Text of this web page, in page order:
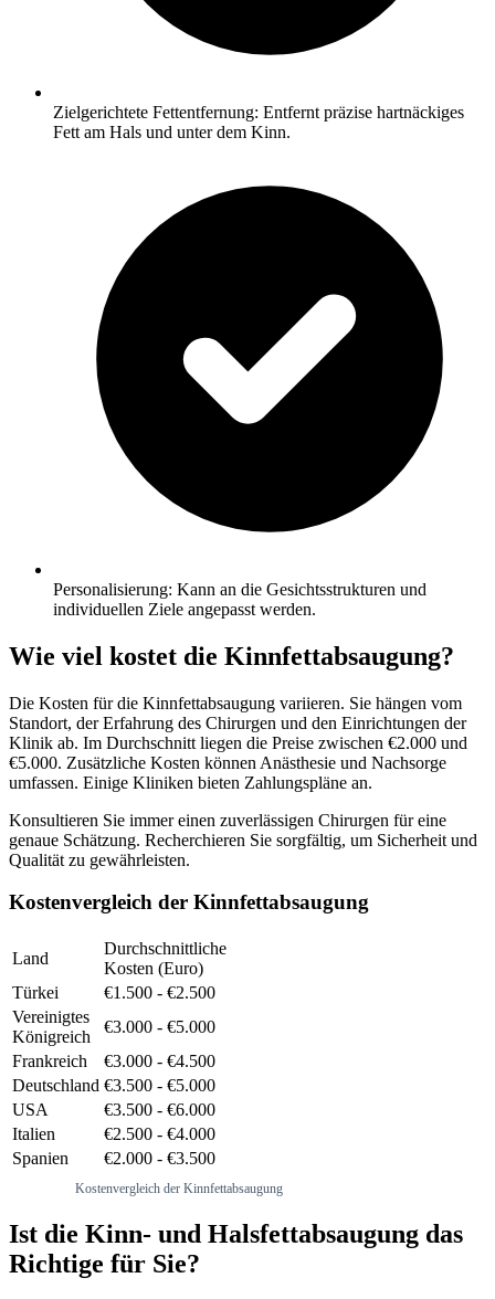
Zielgerichtete Fettentfernung: Entfernt präzise hartnäckiges
Fett am Hals und unter dem Kinn.
Personalisierung: Kann an die Gesichtsstrukturen und
individuellen Ziele angepasst werden.
Wie viel kostet die Kinnfettabsaugung?
Die Kosten für die Kinnfettabsaugung variieren. Sie hängen vom
Standort, der Erfahrung des Chirurgen und den Einrichtungen der
Klinik ab. Im Durchschnitt liegen die Preise zwischen €2.000 und
€5.000. Zusätzliche Kosten können Anästhesie und Nachsorge
umfassen. Einige Kliniken bieten Zahlungspläne an.
Konsultieren Sie immer einen zuverlässigen Chirurgen für eine
genaue Schätzung. Recherchieren Sie sorgfältig, um Sicherheit und
Qualität zu gewährleisten.
Kostenvergleich der Kinnfettabsaugung
Land
Durchschnittliche
Kosten (Euro)
Türkei
€1.500 - €2.500
Vereinigtes
Königreich
€3.000 - €5.000
Frankreich
€3.000 - €4.500
Deutschland €3.500 - €5.000
USA
€3.500 - €6.000
Italien
€2.500 - €4.000
Spanien
€2.000 - €3.500
Kostenvergleich der Kinnfettabsaugung
Ist die Kinn- und Halsfettabsaugung das
Richtige für Sie?